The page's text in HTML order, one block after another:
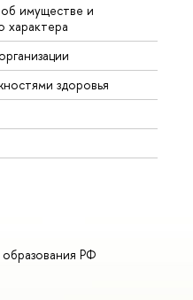
имуществе и
характера
здоровья
РФ